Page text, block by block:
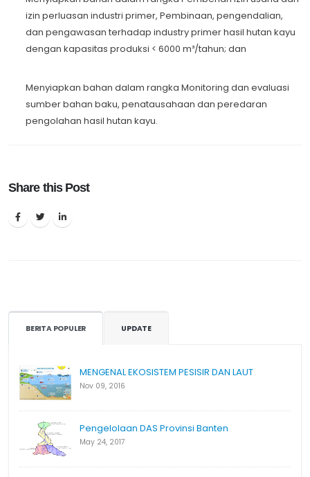
izin perluasan industri primer, Pembinaan, pengendalian,
dan pengawasan terhadap industry primer hasil hutan kayu
dengan kapasitas produksi < 6000 m³/tahun; dan
Menyiapkan bahan dalam rangka Monitoring dan evaluasi
sumber bahan baku, penatausahaan dan peredaran
pengolahan hasil hutan kayu.
Share this Post
BERITA POPULER UPDATE
MENGENAL EKOSISTEM PESISIR DAN LAUT
Nov 09, 2016
Pengelolaan DAS Provinsi Banten
May 24, 2017